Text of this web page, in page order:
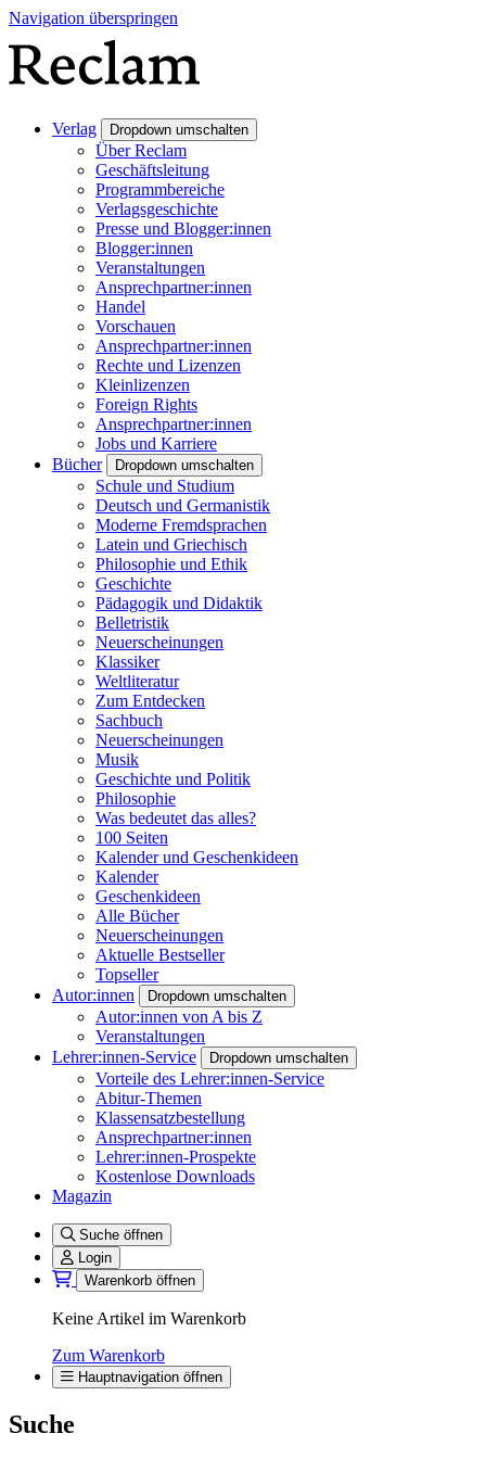
Navigation überspringen
Verlag Dropdown umschalten
Über Reclam
Geschäftsleitung
Programmbereiche
Verlagsgeschichte
Presse und Blogger:innen
Blogger:innen
Veranstaltungen
Ansprechpartner:innen
Handel
Vorschauen
Ansprechpartner:innen
Rechte und Lizenzen
Kleinlizenzen
Foreign Rights
Ansprechpartner:innen
Jobs und Karriere
Bücher
Dropdown umschalten
Schule und Studium
Deutsch und Germanistik
Moderne Fremdsprachen
Latein und Griechisch
Philosophie und Ethik
Geschichte
Pädagogik und Didaktik
Belletristik
Neuerscheinungen
Klassiker
Weltliteratur
Zum Entdecken
Sachbuch
Neuerscheinungen
Musik
Geschichte und Politik
Philosophie
Was bedeutet das alles?
100 Seiten
Kalender und Geschenkideen
Kalender
Geschenkideen
Alle Bücher
Neuerscheinungen
Aktuelle Bestseller
Topseller
Autor:innen
Dropdown umschalten
Autor:innen von A bis Z
Veranstaltungen
Lehrer:innen-Service
Dropdown umschalten
Vorteile des Lehrer:innen-Service
Abitur-Themen
Klassensatzbestellung
Ansprechpartner:innen
Lehrer:innen-Prospekte
Kostenlose Downloads
Magazin
Suche öffnen
Login
Warenkorb öffnen
Keine Artikel im Warenkorb
Zum Warenkorb
Hauptnavigation öffnen
Suche